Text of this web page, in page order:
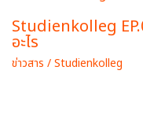
Studienkolleg
อะไร
ข่าวสาร /Studienkolleg